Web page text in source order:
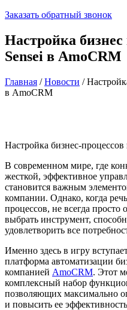
Заказать обратный звонок
Настройка бизнес
Sensei в AmoCRM
Главная /Новости /
в AmoCRM
Настройка бизнес-
В современном мире, где
жесткой, эффективное
становится важным
компании. Однако, когда
процессов, не всегда просто
выбрать инструмент,
удовлетворить все
Именно здесь в игру
платформа автоматизации
компанией AmoCRM. Этот
комплексный набор
позволяющих максимально
и повысить ее